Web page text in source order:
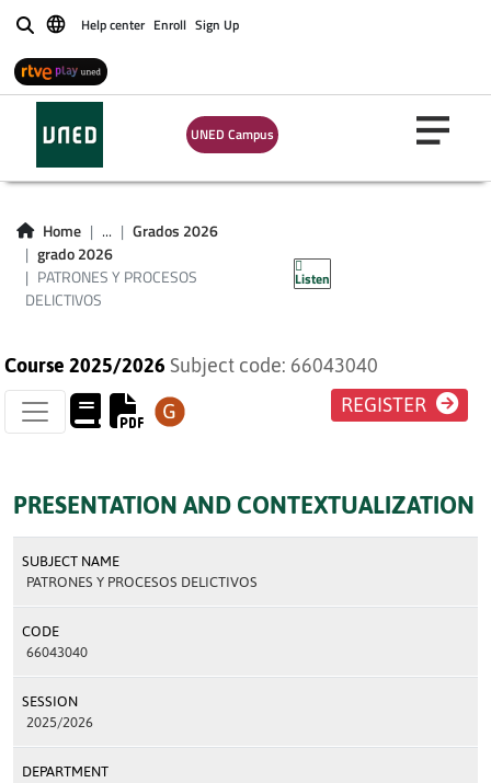
BuscarHelp center Enroll Sign Up
UNED Campus
Home ...
Grados 2026
grado 2026
PATRONES Y PROCESOS
DELICTIVOS
Listen
PATRONES Y
PROCESOS
DELICTIVOS
Course 2025/2026 Subject code: 66043040
REGISTER
PRESENTATION AND CONTEXTUALIZATION
SUBJECT NAME
PATRONES Y PROCESOS DELICTIVOS
CODE
66043040
SESSION
2025/2026
DEPARTMENT